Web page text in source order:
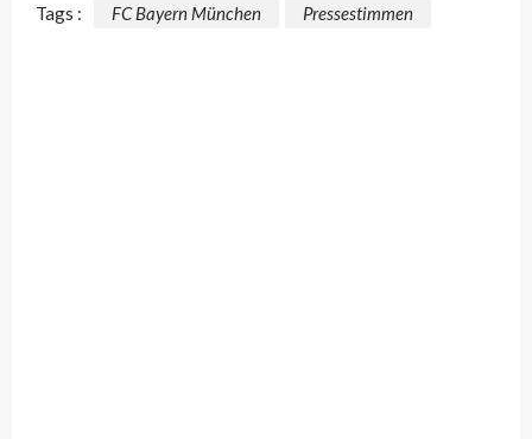
Tags : FC Bayern München Pressestimmen